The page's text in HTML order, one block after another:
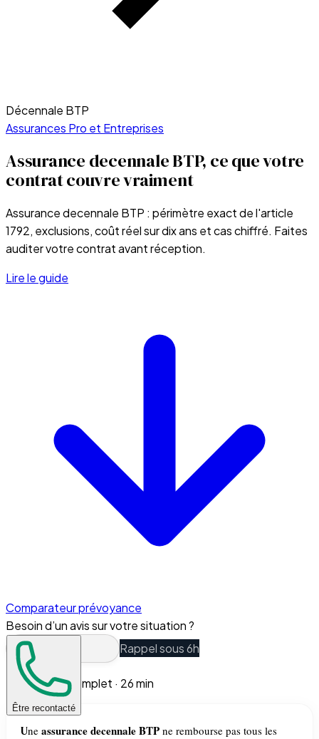
Décennale BTP
Assurances Pro et Entreprises
Assurance decennale BTP, ce que votre
contrat couvre vraiment
Assurance decennale BTP : périmètre exact de l'article
1792, exclusions, coût réel sur dix ans et cas chiffré. Faites
auditer votre contrat avant réception.
Lire le guide
Comparateur prévoyance
Besoin d’un avis sur votre situation ?
Être recontacté
Rappel sous 6h
Guide complet · 26min
Une assurance decennale BTP ne rembourse pas tous les